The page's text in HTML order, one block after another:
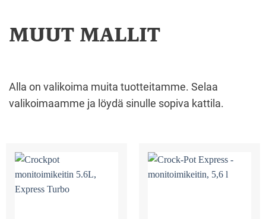
MUUT MALLIT
Alla on valikoima muita tuotteitamme. Selaa
valikoimaamme ja löydä sinulle sopiva kattila.